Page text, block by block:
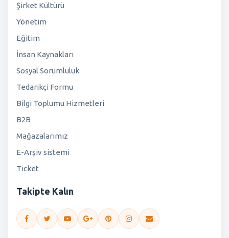
Şirket Kültürü
Yönetim
Eğitim
İnsan Kaynakları
Sosyal Sorumluluk
Tedarikçi Formu
Bilgi Toplumu Hizmetleri
B2B
Mağazalarımız
E-Arşiv sistemi
Ticket
Takipte Kalın